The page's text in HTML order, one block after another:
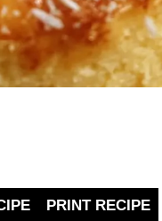
PRINT RECIPE